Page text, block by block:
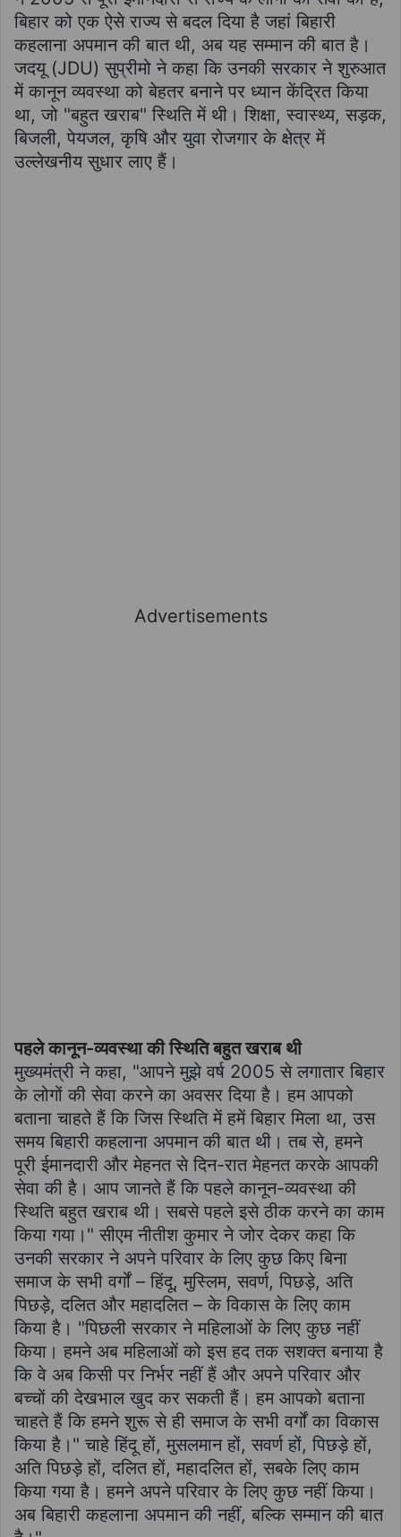
बिहार को एक ऐसे राज्य से बदल दिया है जहां बिहारी
कहलाना अपमान की बात थी, अब यह सम्मान की बात है।
जदयू (JDU) सुप्रीमो ने कहा कि उनकी सरकार ने शुरुआत
में कानून व्यवस्था को बेहतर बनाने पर ध्यान केंद्रित किया
था, जो "बहुत खराब" स्थिति में थी। शिक्षा, स्वास्थ्य, सड़क,
बिजली, पेयजल, कृषि और युवा रोजगार के क्षेत्र में
उल्लेखनीय सुधार लाए हैं।
Advertisements
पहले कानून-व्यवस्था की स्थिति बहुत खराब थी
मुख्यमंत्री ने कहा, "आपने मुझे वर्ष 2005 से लगातार बिहार
के लोगों की सेवा करने का अवसर दिया है। हम आपको
बताना चाहते हैं कि जिस स्थिति में हमें बिहार मिला था, उस
समय बिहारी कहलाना अपमान की बात थी। तब से, हमने
पूरी ईमानदारी और मेहनत से दिन-रात मेहनत करके आपकी
सेवा की है। आप जानते हैं कि पहले कानून-व्यवस्था की
स्थिति बहुत खराब थी। सबसे पहले इसे ठीक करने का काम
किया गया।" सीएम नीतीश कुमार ने जोर देकर कहा कि
उनकी सरकार ने अपने परिवार के लिए कुछ किए बिना
समाज के सभी वर्गों – हिंदू, मुस्लिम, सवर्ण, पिछड़े, अति
पिछड़े, दलित और महादलित – के विकास के लिए काम
किया है। "पिछली सरकार ने महिलाओं के लिए कुछ नहीं
किया। हमने अब महिलाओं को इस हद तक सशक्त बनाया है
कि वे अब किसी पर निर्भर नहीं हैं और अपने परिवार और
बच्चों की देखभाल खुद कर सकती हैं। हम आपको बताना
चाहते हैं कि हमने शुरू से ही समाज के सभी वर्गों का विकास
किया है।" चाहे हिंदू हों, मुसलमान हों, सवर्ण हों, पिछड़े हों,
अति पिछड़े हों, दलित हों, महादलित हों, सबके लिए काम
किया गया है। हमने अपने परिवार के लिए कुछ नहीं किया।
अब बिहारी कहलाना अपमान की नहीं, बल्कि सम्मान की बात